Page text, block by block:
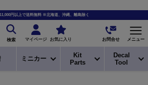
円以上で送料無料 ※北海道、沖縄、離島除く
検索 マイページ お気に入り お問合せ メニュー
ミニカー
Kit
Parts
Decal
Tool